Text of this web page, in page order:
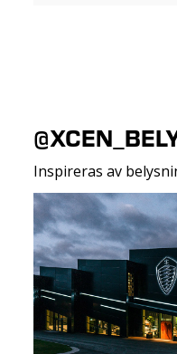
Inspireras av